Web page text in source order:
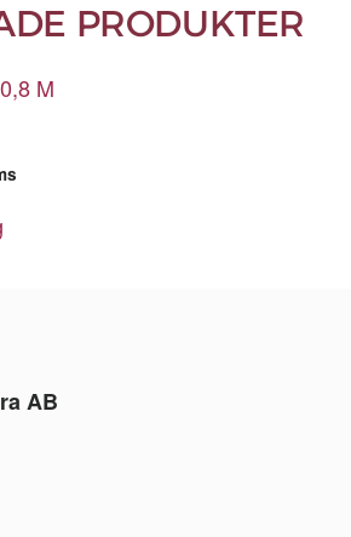
PRODUKTER
AB